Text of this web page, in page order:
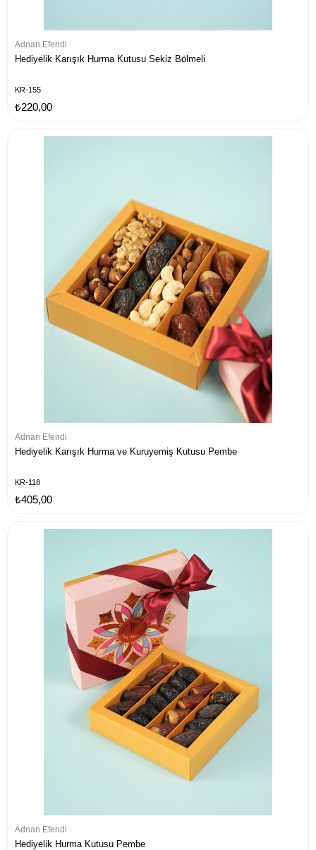
Adnan Efendi
Hediyelik Karışık Hurma Kutusu Sekiz Bölmeli
KR-155
₺220,00
Adnan Efendi
Hediyelik Karışık Hurma ve Kuruyemiş Kutusu Pembe
KR-118
₺405,00
Adnan Efendi
Hediyelik Hurma Kutusu Pembe